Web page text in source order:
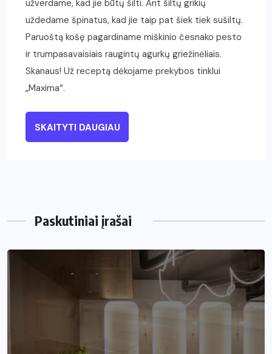
užverdame, kad jie būtų šilti. Ant šiltų grikių
uždedame špinatus, kad jie taip pat šiek tiek sušiltų.
Paruoštą košę pagardiname miškinio česnako pesto
ir trumpasavaisiais raugintų agurkų griežinėliais.
Skanaus! Už receptą dėkojame prekybos tinklui
„Maxima“.
SKAITYTI DAUGIAU
Paskutiniai įrašai